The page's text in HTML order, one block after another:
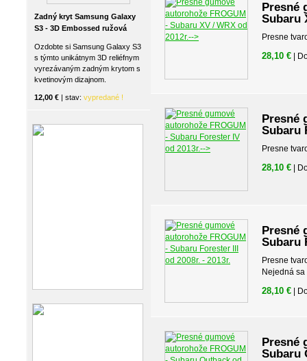
Zadný kryt Samsung Galaxy
S3 - 3D Embossed ružová
Ozdobte si Samsung Galaxy S3
s týmto unikátnym 3D reliéfnym
vyrezávaným zadným krytom s
kvetinovým dizajnom.
12,00 € | stav: vypredané !
Presné
Subaru
Presne
28,10 € |
Presné
Subaru
Presne
28,10 € |
Presné
Subaru
Presne
Nejedná
28,10 € |
Presné
Subaru